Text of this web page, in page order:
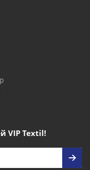
VIP Textil!